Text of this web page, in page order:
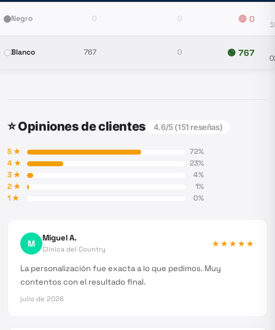
Negro 0 0 🔴 0
Blanco 767 0 🟢 767
⭐ Opiniones de clientes 4.6/5 (151 reseñas)
5★ 72%
4★ 23%
3★ 4%
2★ 1%
1★ 0%
M Miguel A.
Clínica del Country
★★★★★
La personalización fue exacta a lo que pedimos. Muy
contentos con el resultado final.
julio de 2026